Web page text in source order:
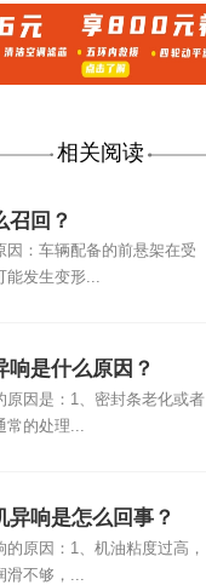
相关阅读
召回？
因：车辆配备的前悬架在受
能发生变形...
响是什么原因？
原因是：1、密封条老化或者
的处理...
异响是怎么回事？
原因：1、机油粘度过高，
不够，...